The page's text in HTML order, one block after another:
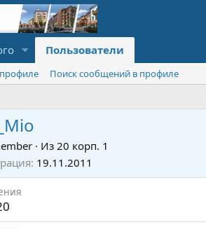
Пользователи
Поиск сообщений в профиле
· Из 20 корп. 1
19.11.2011